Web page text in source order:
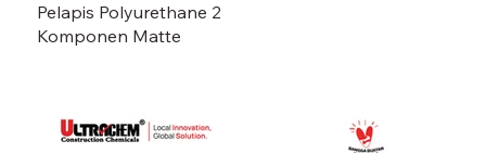
Pelapis Polyurethane 2
Komponen Matte